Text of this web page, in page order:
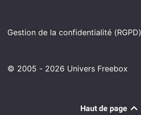
Gestion de la confidentialité (RGPD)
© 2005 - 2026 Univers Freebox
Haut de page